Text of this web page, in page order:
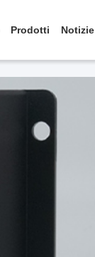
Prodotti Notizie